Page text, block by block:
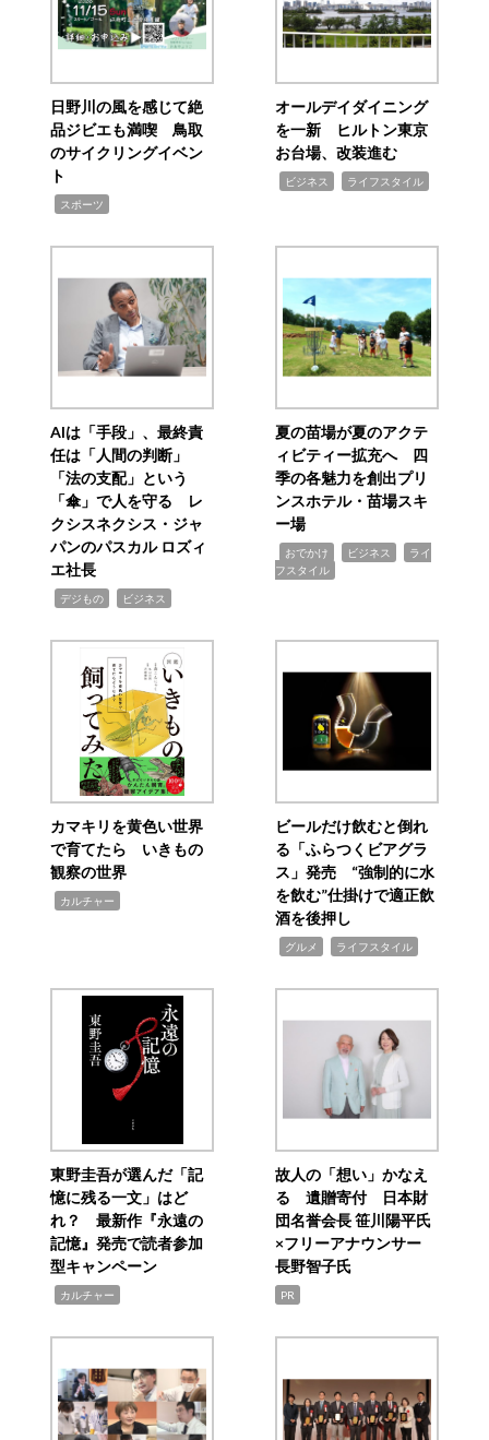
日野川の風を感じて絶
品ジビエも満喫 鳥取
のサイクリングイベン
ト
スポーツ
オールデイダイニング
を一新 ヒルトン東京
お台場、改装進む
ビジネス ライフスタイル
AIは「手段」、最終責
任は「人間の判断」
「法の支配」という
「傘」で人を守る レ
クシスネクシス・ジャ
パンのパスカル ロズィ
エ社長
デジもの ビジネス
夏の苗場が夏のアクテ
ィビティー拡充へ 四
季の各魅力を創出プリ
ンスホテル・苗場スキ
ー場
おでかけ ビジネス
ライ
フスタイル
カマキリを黄色い世界
で育てたら いきもの
観察の世界
カルチャー
ビールだけ飲むと倒れ
る「ふらつくビアグラ
ス」発売 “強制的に水
を飲む”仕掛けで適正飲
酒を後押し
グルメ ライフスタイル
東野圭吾が選んだ「記
憶に残る一文」はど
れ？ 最新作『永遠の
記憶』発売で読者参加
型キャンペーン
カルチャー
故人の「想い」かなえ
る 遺贈寄付 日本財
団名誉会長 笹川陽平氏
×フリーアナウンサー
長野智子氏
PR